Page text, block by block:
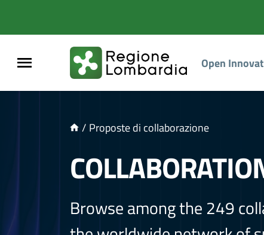
Open
/ Proposte di collaborazione
Browse among the 249